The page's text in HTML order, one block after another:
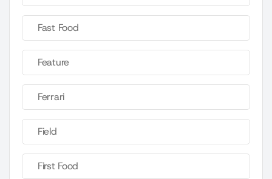
Fast Food
Feature
Ferrari
Field
First Food